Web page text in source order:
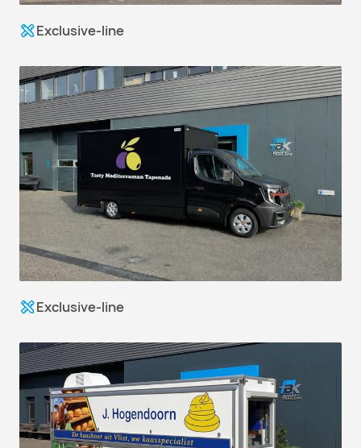
Exclusive-line
Exclusive-line